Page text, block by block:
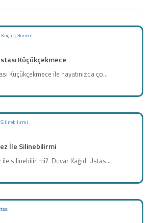
Küçükçekmece
Küçükçekmece ile hayatınızda ço...
İle Silinebilirmi
ile silinebilir mi? Duvar Kağıdı Ustas...